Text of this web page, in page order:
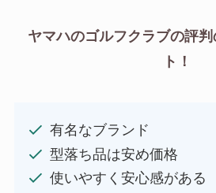
ヤマハのゴルフクラブの評
ト！
有名なブランド
型落ち品は安め価格
使いやすく安心感がある